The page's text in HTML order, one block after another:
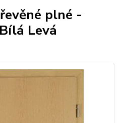
plné -
Levá